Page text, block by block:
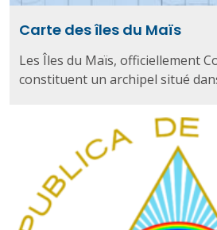
Carte des îles du Maïs
Les Îles du Maïs, officiellement
constituent un archipel situé